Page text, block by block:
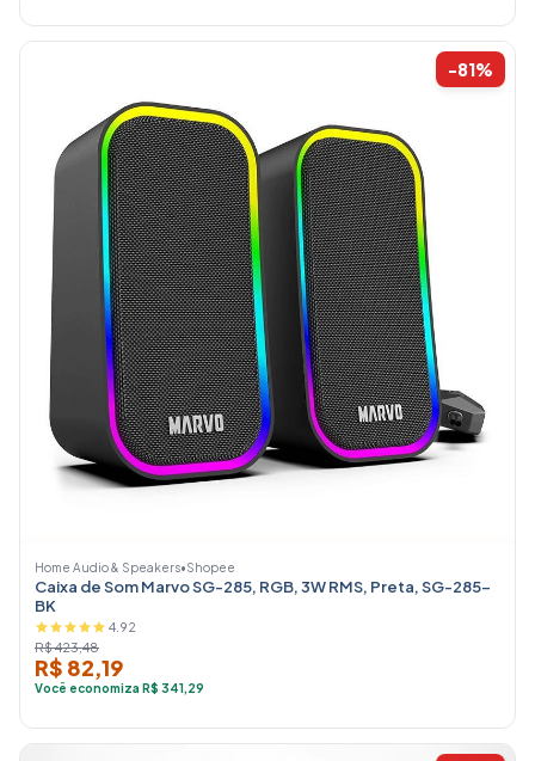
-81%
Home Audio & Speakers•Shopee
Caixa de Som Marvo SG-285, RGB, 3W RMS, Preta, SG-285-
BK
4.92
R$ 423,48
R$ 82,19
Você economiza R$ 341,29